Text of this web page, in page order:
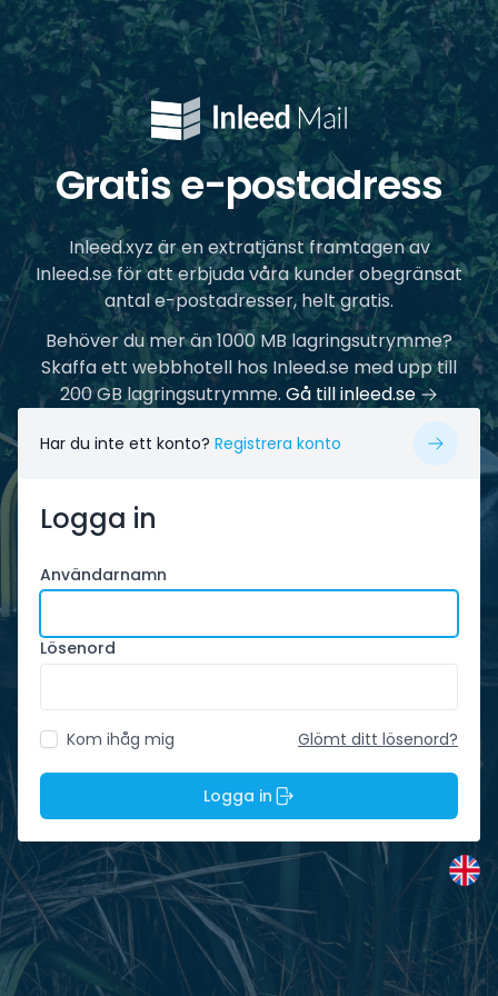
Gratis e-postadress
Inleed.xyz är en extratjänst framtagen av
Inleed.se för att erbjuda våra kunder obegränsat
antal e-postadresser, helt gratis.
Behöver du mer än 1000 MB lagringsutrymme?
Skaffa ett webbhotell hos Inleed.se med upp till
200 GB lagringsutrymme. Gå till inleed.se
Har du inte ett konto? Registrera konto
Logga in
Användarnamn
Lösenord
Kom ihåg mig Glömt ditt lösenord?
Logga in